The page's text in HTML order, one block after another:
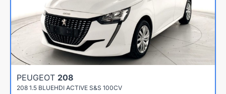
PEUGEOT 208
208 1.5 BLUEHDI ACTIVE S&S 100CV